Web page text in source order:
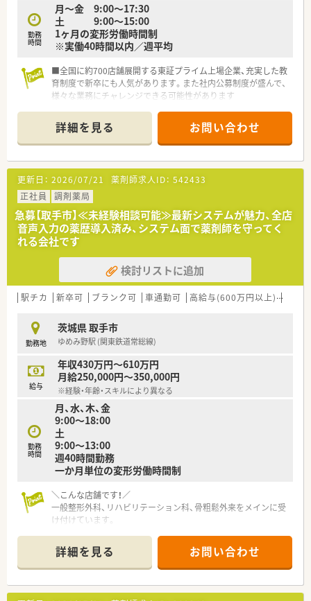
門の体系的な研修をご用意。
安心して飛び込める体制が整備されています。
★業界トップクラスの認定薬局数と盤石化を図る組織体制
です。
がん診療連携拠点病院等との密な連携を行いつつ、より高度な薬
学管理や、
高い専門性が求められる特殊な調剤に対応できる専門医療機関
連携薬局も取得しています。
本社から業界動向などの情報が常に発信されており、患者様や医
療機関と信頼関係を築きやすい体制があるのも認定薬局が増え
ている理由の1つです。
★安心して働ける環境と福利厚生制度
年間休日が「126日相当時間」と業界トップクラスのさくら薬局
では産休・育休の希望取得率も100％！長く働き続けるための環
境づくりを考え、ライフステージに応じた福利厚生をご用意して
います。
また、患者さまへの想いをカタチにする「リトルチャレンジ制
度」では「現場主義」を念頭に、
地域・店舗ごとに異なる患者さまのニーズやスタッフの思いを実
現する取り組みも行っています。
入社後もひとりひとりの薬剤師像に近しい多彩なキャリアステ
こうした働きやすい環境づくりに力を入れている『さくら薬局グ
ループ』でご活躍されてみませんか？
勤務
時間
月～金 9:00～17:30
土 9:00～15:00
1ヶ月の変形労働時間制
※実働40時間以内／週平均
■全国に約700店舗展開する東証プライム上場企業、充実した教
育制度で新卒にも人気があります。また社内公募制度が盛んで、
様々な業務にチャレンジできる可能性があります
途中のコール変更も可能ですのでご自身の状況にあわせて就業
できます
■全店に監査システムを完備
詳細を見る お問い合わせ
更新日： 2026/07/21 薬剤師求人ID： 542433
正社員
調剤薬局
急募【取手市】≪未経験相談可能≫最新システムが魅力、全店
音声入力の薬歴導入済み、システム面で薬剤師を守ってく
れる会社です
検討リストに追加
駅チカ 新卒可 ブランク可 車通勤可 高給与(600万円以上)
勤務地
茨城県 取手市
ゆめみ野駅 (関東鉄道常総線)
給与
年収430万円～610万円
月給250,000円～350,000円
※経験・年齢・スキルにより異なる
勤務
時間
月、水、木、金
9:00～18:00
土
9:00～13:00
週40時間勤務
一か月単位の変形労働時間制
＼こんな店舗です！／
一般整形外科、リハビリテーション科、骨粗鬆外来をメインに受
け付けています。
＼働きやすさの理由♪／
◇お休みの取りやすさ
社員の働きやすさを重視している職場です。
エリアマネージャーも店舗に足を運び、
希望休が取得しやすいよう調整しています！
詳細を見る お問い合わせ